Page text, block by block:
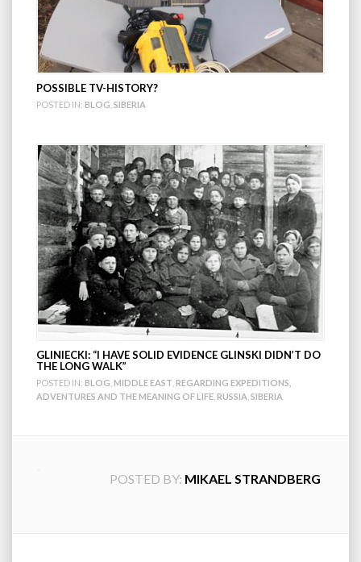
POSSIBLE TV-HISTORY?
POSTED IN: BLOG SIBERIA
GLINIECKI: “I HAVE SOLID EVIDENCE GLINSKI DIDN’T DO
THE LONG WALK”
POSTED IN: BLOG MIDDLE EAST REGARDING EXPEDITIONS,
ADVENTURES AND THE MEANING OF LIFE RUSSIA SIBERIA
POSTED BY: MIKAEL STRANDBERG